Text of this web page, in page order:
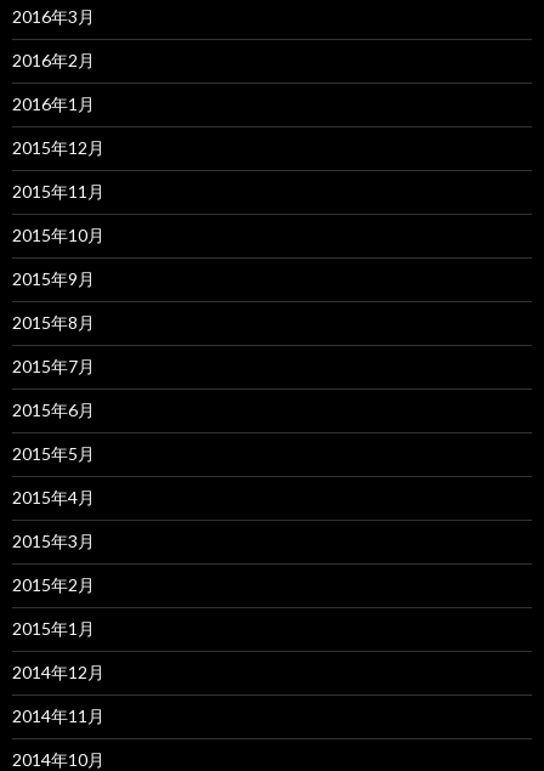
2016年3月
2016年2月
2016年1月
2015年12月
2015年11月
2015年10月
2015年9月
2015年8月
2015年7月
2015年6月
2015年5月
2015年4月
2015年3月
2015年2月
2015年1月
2014年12月
2014年11月
2014年10月